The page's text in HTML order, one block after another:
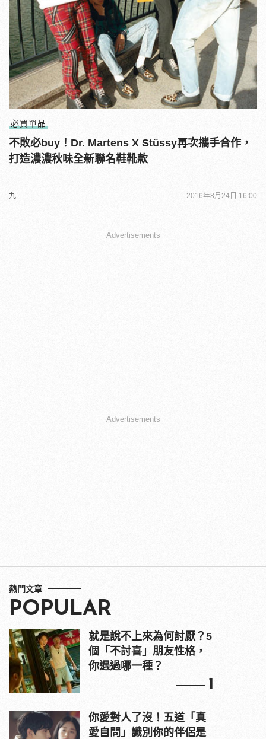
必買單品
不敗必buy！Dr. Martens X Stüssy再次攜手合作，
打造濃濃秋味全新聯名鞋靴款
九 2016年8月24日 16:00
Advertisements
Advertisements
熱門文章
POPULAR
就是說不上來為何討厭？5
個「不討喜」朋友性格，
你遇過哪一種？
1
你愛對人了沒！五道「真
愛自問」識別你的伴侶是